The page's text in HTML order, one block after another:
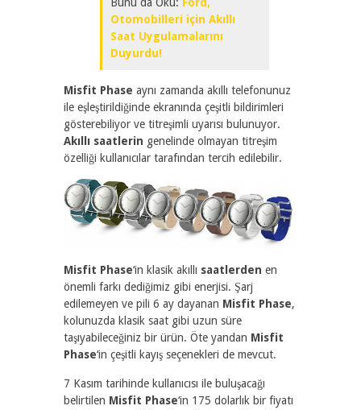
Bunu da Oku: Ford,
Otomobilleri için Akıllı
Saat Uygulamalarını
Duyurdu!
Misfit Phase aynı zamanda akıllı telefonunuz
ile eşleştirildiğinde ekranında çeşitli bildirimleri
gösterebiliyor ve titreşimli uyarısı bulunuyor.
Akıllı saatlerin genelinde olmayan titreşim
özelliği kullanıcılar tarafından tercih edilebilir.
Misfit Phase‘in klasik akıllı saatlerden en
önemli farkı dediğimiz gibi enerjisi. Şarj
edilemeyen ve pili 6 ay dayanan Misfit Phase,
kolunuzda klasik saat gibi uzun süre
taşıyabileceğiniz bir ürün. Öte yandan Misfit
Phase‘in çeşitli kayış seçenekleri de mevcut.
7 Kasım tarihinde kullanıcısı ile buluşacağı
belirtilen Misfit Phase‘in 175 dolarlık bir fiyatı